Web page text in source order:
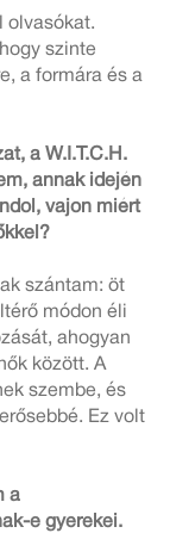
olvasókat.
szinte
a formára és a
a W.I.T.C.H.
annak idején
vajon miért
szántam: öt
módon éli
ahogyan
között. A
szembe, és
Ez volt
a
e gyerekei.